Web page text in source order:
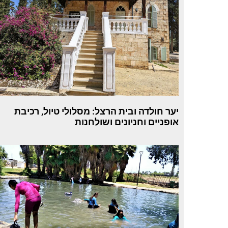
יער חולדה ובית הרצל: מסלולי טיול, רכיבת
אופניים וחניונים ושולחנות